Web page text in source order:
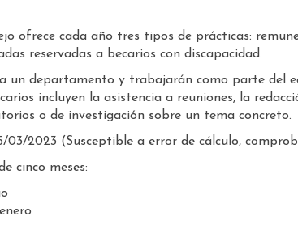
ofrece cada año tres tipos de prácticas:
reservadas a becarios con discapacidad.
un departamento y trabajarán como parte del
incluyen la asistencia a reuniones, la
o de investigación sobre un tema concreto.
03/2023 (Susceptible a error de cálculo,
cinco meses: